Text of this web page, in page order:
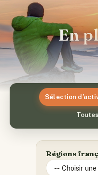
En
Sélection
Régions